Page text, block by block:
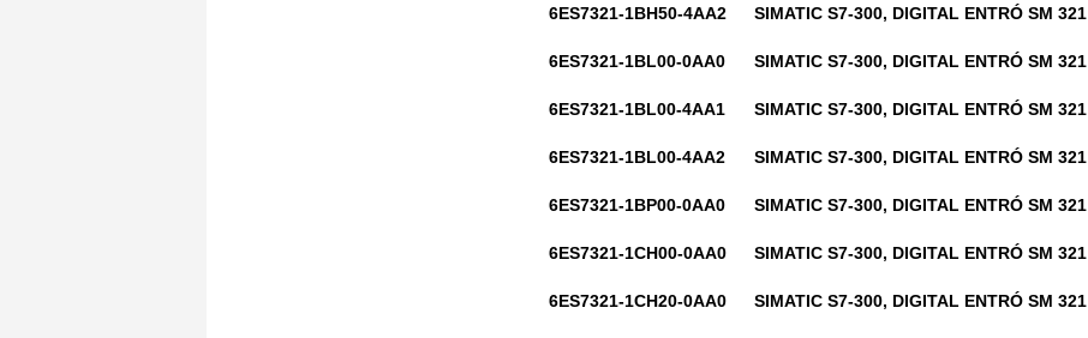
6ES7321-1BH50-4AA2
SIMATIC S7-300, DIGITAL ENTRÓ SM 321
6ES7321-1BL00-0AA0
SIMATIC S7-300, DIGITAL ENTRÓ SM 321
6ES7321-1BL00-4AA1
SIMATIC S7-300, DIGITAL ENTRÓ SM 321
6ES7321-1BL00-4AA2
SIMATIC S7-300, DIGITAL ENTRÓ SM 321
6ES7321-1BP00-0AA0
SIMATIC S7-300, DIGITAL ENTRÓ SM 321
6ES7321-1CH00-0AA0
SIMATIC S7-300, DIGITAL ENTRÓ SM 321
6ES7321-1CH20-0AA0
SIMATIC S7-300, DIGITAL ENTRÓ SM 321